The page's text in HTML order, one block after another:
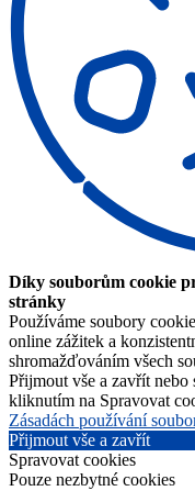
Díky souborům cookie
stránky
Používáme soubory
online zážitek a
shromažďováním všech
Přijmout vše a zavřít
kliknutím na Spravovat
Zásadách používání
Přijmout vše a zavřít
Spravovat cookies
Pouze nezbytné cookies